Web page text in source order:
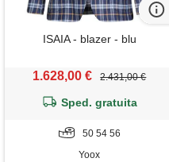
ISAIA - blazer - blu
1.628,00 € 2.431,00 €
Sped. gratuita
50 54 56
Yoox